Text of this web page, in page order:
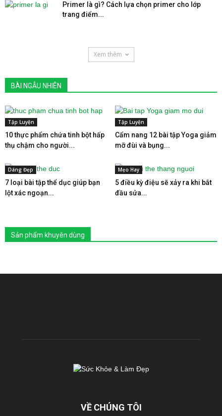
Primer là gì? Cách lựa chọn primer cho lớp
trang điểm...
Xem thêm
BÀI NGẪU NHIÊN
Tập Luyện
10 thực phẩm chứa tinh bột hấp
thụ chậm cho người...
Tập Luyện
Cẩm nang 12 bài tập Yoga giảm
mỡ đùi và bụng...
Dáng Đẹp
7 loại bài tập thể dục giúp bạn
lột xác ngoạn...
Mẹo Hay
5 điều kỳ điệu sẽ xảy ra khi bắt
đầu sửa...
Sản phẩm khuyên dùng
VỀ CHÚNG TÔI